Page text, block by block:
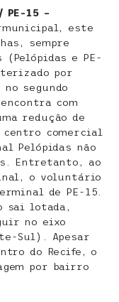
15 –
este
sempre
(Pelópidas e PE-
por
segundo
com
redução de
centro comercial
Pelópidas não
Entretanto, ao
o voluntário
de PE-15.
sai lotada,
no eixo
Sul). Apesar
do Recife, o
por bairro